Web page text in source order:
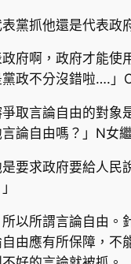
表黨抓他還是代表政
政府啊，政府才能使
政不分沒錯啦….」
爭取言論自由的對象
論自由嗎？」N女
是要求政府要給人民
所以所謂言論自由。
由應有所保障，不